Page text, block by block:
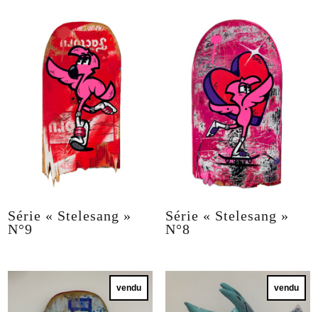
Série « Stelesang »
N°9
Série « Stelesang »
N°8
vendu vendu